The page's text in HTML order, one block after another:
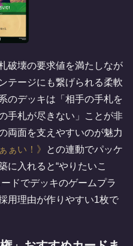
破壊の要求値を満たしなが
テージにも繋げられる柔軟
のデッキは「相手の手札を
手札が尽きない」ことが非
両面を支えやすいのが魅力
ぁい！
との連動でパッケ
に入れると“やりたいこ
ドでデッキのゲームプラ
用理由が作りやすい1枚で